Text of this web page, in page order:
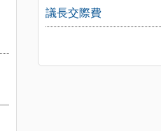
議長交際費